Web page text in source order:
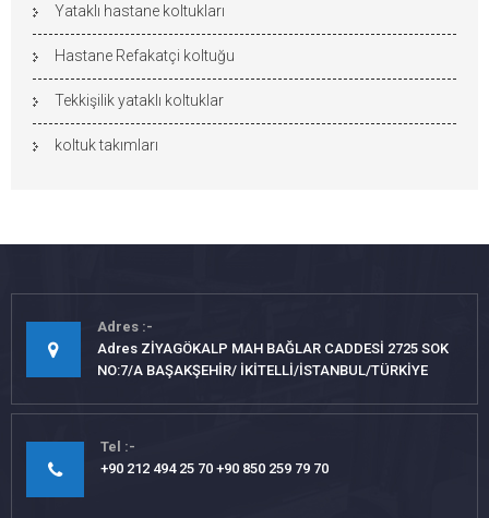
Yataklı hastane koltukları
Hastane Refakatçi koltuğu
Tekkişilik yataklı koltuklar
koltuk takımları
Adres
Adres ZİYAGÖKALP MAH BAĞLAR CADDESİ 2725 SOK
NO:7/A BAŞAKŞEHİR/ İKİTELLİ/İSTANBUL/TÜRKİYE
Tel
+90 212 494 25 70 +90 850 259 79 70